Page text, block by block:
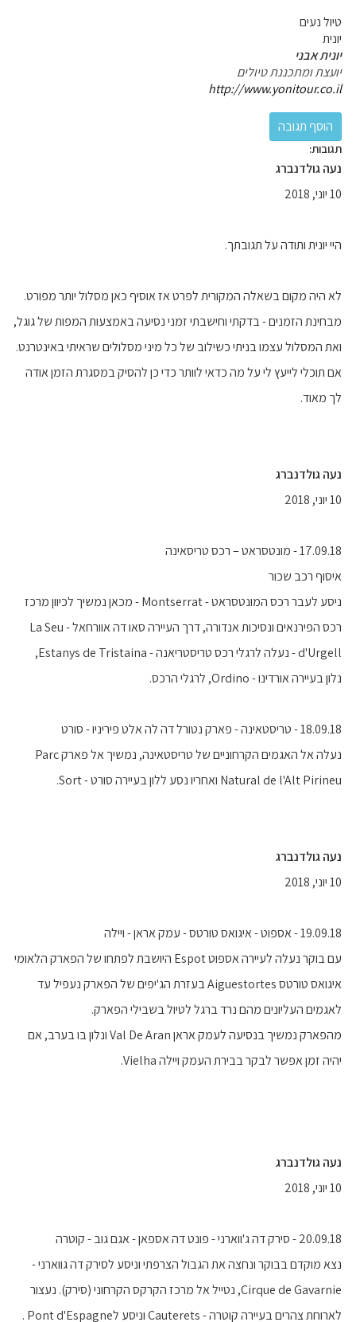
טיול נעים
יונית
יונית אבני
יועצת ומתכננת טיולים
http://www.yonitour.co.il
תגובות:
‫נעה גולדנברג
10 יוני, 2018
היי יונית ותודה על תגובתך.
לא היה מקום בשאלה המקורית לפרט אז אוסיף כאן מסלול יותר מפורט.
מבחינת הזמנים - בדקתי וחישבתי זמני נסיעה באמצעות המפות של גוגל,
ואת המסלול עצמו בניתי כשילוב של כל מיני מסלולים שראיתי באינטרנט.
אם תוכלי לייעץ לי על מה כדאי לוותר כדי כן להסיק במסגרת הזמן אודה
לך מאוד.
‫נעה גולדנברג
10 יוני, 2018
17.09.18 - מונטסראט – רכס טריסאינה
איסוף רכב שכור
ניסע לעבר רכס המונטסראט - Montserrat - מכאן נמשיך לכיוון מרכז
רכס הפירנאים ונסיכות אנדורה, דרך העיירה סאו דה אוורחאל - La Seu
d'Urgell - נעלה לרגלי רכס טריסטריאנה - Estanys de Tristaina,
נלון בעיירה אורדינו - Ordino, לרגלי הרכס.
18.09.18 - טריסטאינה - פארק נטורל דה לה אלט פיריניו - סורט
נעלה אל האגמים הקרחוניים של טריסטאינה, נמשיך אל פארק Parc
Natural de l'Alt Pirineu ואחריו נסע ללון בעיירה סורט - Sort.
‫נעה גולדנברג
10 יוני, 2018
19.09.18 - אספוט - איגואס טורטס - עמק אראן - ויילה
עם בוקר נעלה לעיירה אספוט Espot היושבת לפתחו של הפארק הלאומי
איגואס טורטס Aiguestortes בעזרת הג'יפים של הפארק נעפיל עד
לאגמים העליונים מהם נרד ברגל לטיול בשבילי הפארק.
מהפארק נמשיך בנסיעה לעמק אראן Val De Aran ונלון בו בערב, אם
יהיה זמן אפשר לבקר בבירת העמק ויילה Vielha.
‫נעה גולדנברג
10 יוני, 2018
20.09.18 - סירק דה ג'ווארני - פונט דה אספאן - אגם גוב - קוטרה
נצא מוקדם בבוקר ונחצה את הגבול הצרפתי וניסע לסירק דה גווארני -
Cirque de Gavarnie, נטייל אל מרכז הקרקס הקרחוני (סירק). נעצור
לארוחת צהרים בעיירה קוטרה - Cauterets וניסע לPont d'Espagne .